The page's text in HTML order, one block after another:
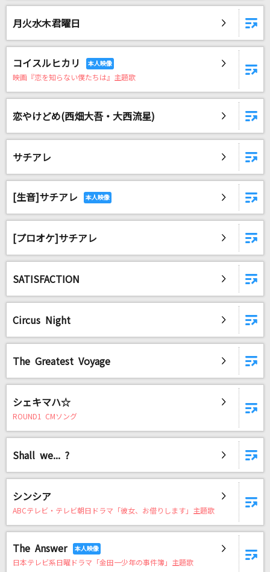
月火水木君曜日
コイスルヒカリ
映画『恋を知らない僕たちは』主題歌
恋やけどめ(西畑大吾・大西流星)
サチアレ
[生音]サチアレ
[プロオケ]サチアレ
SATISFACTION
Circus Night
The Greatest Voyage
シェキマハ☆
ROUND1 CMソング
Shall we... ?
シンシア
ABCテレビ・テレビ朝日ドラマ「彼女、お借りします」主題歌
The Answer
日本テレビ系日曜ドラマ「金田一少年の事件簿」主題歌